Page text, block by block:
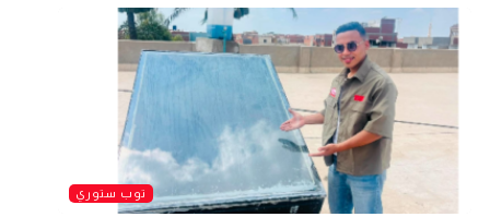
توب ستوري